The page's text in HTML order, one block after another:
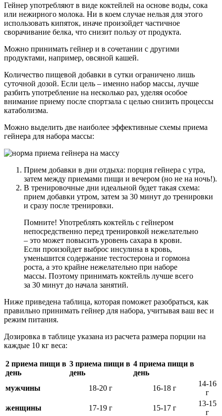
Гейнер употребляют в виде коктейлей на основе воды, сока
или нежирного молока. Ни в коем случае нельзя для этого
использовать кипяток, иначе произойдет частичное
сворачивание белка, что снизит пользу от продукта.
Можно принимать гейнер и в сочетании с другими
продуктами, например, овсяной кашей.
Количество пищевой добавки в сутки ограничено лишь
суточной дозой. Если цель – именно набор массы, лучше
разбить употребление на несколько раз, уделяя особое
внимание приему после спортзала с целью снизить процессы
катаболизма.
Можно выделить две наиболее эффективные схемы приема
гейнера для набора массы:
Прием добавки в дни отдыха: порция гейнера с утра,
затем между приемами пищи и вечером (но не на ночь!).
В тренировочные дни идеальной будет такая схема:
прием добавки утром, затем за 30 минут до тренировки
и сразу после тренировки.
Помните! Употреблять коктейль с гейнером
непосредственно перед тренировкой нежелательно
– это может повысить уровень сахара в крови.
Если произойдет выброс инсулина в кровь,
уменьшится содержание тестостерона и гормона
роста, а это крайне нежелательно при наборе
массы. Поэтому принимать коктейль лучше всего
за 30 минут до начала занятий.
Ниже приведена таблица, которая поможет разобраться, как
правильно принимать гейнер для набора, учитывая ваш вес и
режим питания.
Дозировка в таблице указана из расчета размера порции на
каждые 10 кг веса:
2 приема пищи в
день
3 приема пищи в
день
4 приема пищи в
день
мужчины
18-20 г 16-18 г
14-16
г
женщины
17-19 г 15-17 г
13-15
г